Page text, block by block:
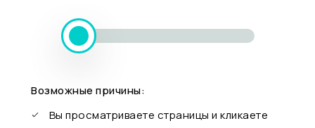
Возможные причины:
Вы просматриваете страницы и кликаете